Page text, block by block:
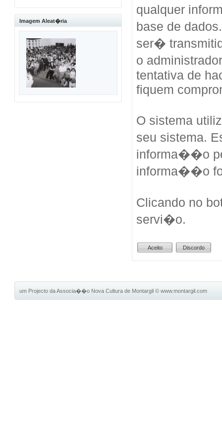
Imagem Aleat�ria
qualquer
base de
ser�
o
tentativa de
fiquem
O sistema
seu sistema.
informa��o
informa��o
Clicando no
servi�o.
um Projecto da Associa��o Nova Cultura de Montargil©www.montargil.com